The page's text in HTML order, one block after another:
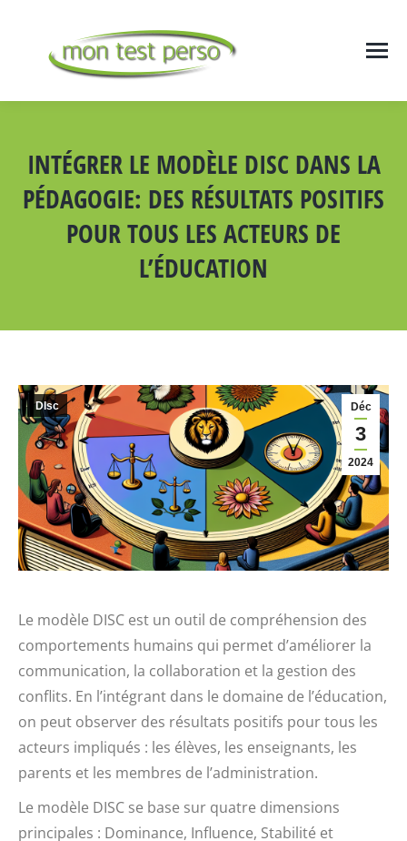
INTÉGRER LE MODÈLE DISC DANS LA
PÉDAGOGIE: DES RÉSULTATS POSITIFS
POUR TOUS LES ACTEURS DE
L’ÉDUCATION
Déc
3
2024
DIsc
Le modèle DISC est un outil de compréhension des
comportements humains qui permet d’améliorer la
communication, la collaboration et la gestion des
conflits. En l’intégrant dans le domaine de l’éducation,
on peut observer des résultats positifs pour tous les
acteurs impliqués : les élèves, les enseignants, les
parents et les membres de l’administration.
Le modèle DISC se base sur quatre dimensions
principales : Dominance, Influence, Stabilité et